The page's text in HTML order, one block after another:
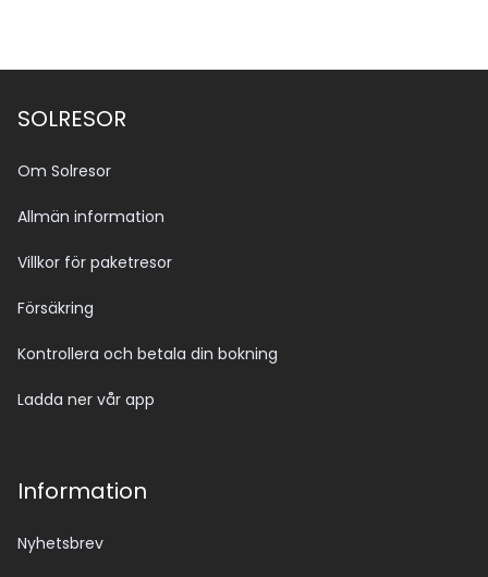
SOLRESOR
Om Solresor
Allmän information
Villkor för paketresor
Försäkring
Kontrollera och betala din bokning
Ladda ner vår app
Information
Nyhetsbrev